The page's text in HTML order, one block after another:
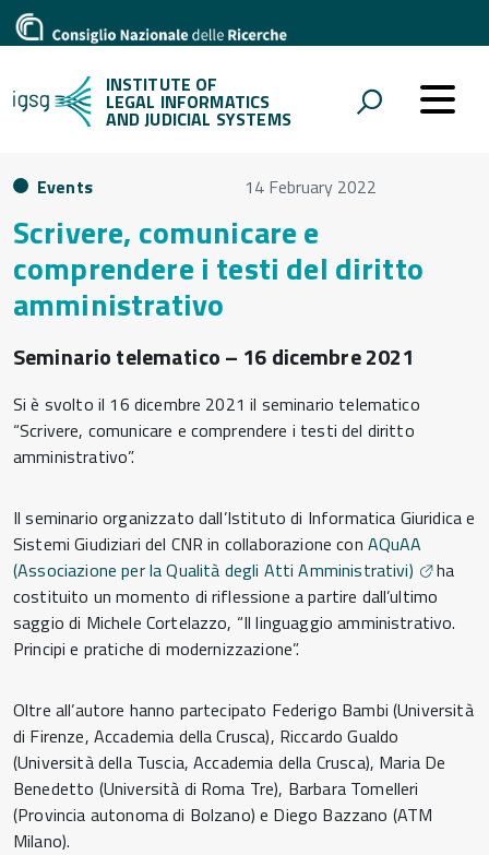
INSTITUTE OF
LEGAL INFORMATICS
AND JUDICIAL SYSTEMS
Events 14 February 2022
Scrivere, comunicare e
comprendere i testi del diritto
amministrativo
Seminario telematico – 16 dicembre 2021
Si è svolto il 16 dicembre 2021 il seminario telematico
“Scrivere, comunicare e comprendere i testi del diritto
amministrativo”.
Il seminario organizzato dall’Istituto di Informatica Giuridica e
Sistemi Giudiziari del CNR in collaborazione con AQuAA
(Associazione per la Qualità degli Atti Amministrativi)
ha
costituito un momento di riflessione a partire dall’ultimo
saggio di Michele Cortelazzo, “Il linguaggio amministrativo.
Principi e pratiche di modernizzazione”.
Oltre all’autore hanno partecipato Federigo Bambi (Università
di Firenze, Accademia della Crusca), Riccardo Gualdo
(Università della Tuscia, Accademia della Crusca), Maria De
Benedetto (Università di Roma Tre), Barbara Tomelleri
(Provincia autonoma di Bolzano) e Diego Bazzano (ATM
Milano).